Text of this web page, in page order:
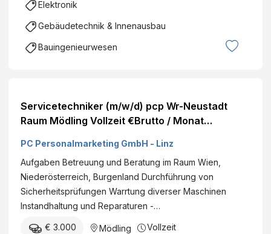
Elektronik
Gebäudetechnik & Innenausbau
Bauingenieurwesen
Servicetechniker (m/w/d) pcp Wr-Neustadt
Raum Mödling Vollzeit €Brutto / Monat
PC Personalmarketing GmbH - Linz
Aufgaben Betreuung und Beratung im Raum Wien,
Niederösterreich, Burgenland Durchführung von
Sicherheitsprüfungen Warrtung diverser Maschinen
Instandhaltung und Reparaturen -…
€ 3.000 Mödling Vollzeit